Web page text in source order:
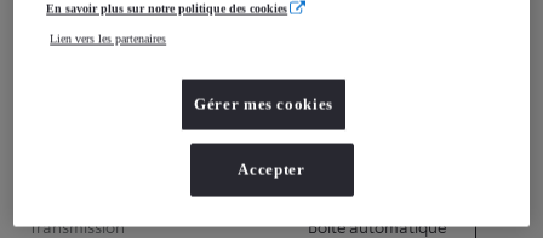
Performances
Accélération 0-100km/h
Roues motrices avant
Transmission
Boîte automatique
En savoir plus sur notre politique des cookies
Lien vers les partenaires
Gérer mes cookies
Accepter